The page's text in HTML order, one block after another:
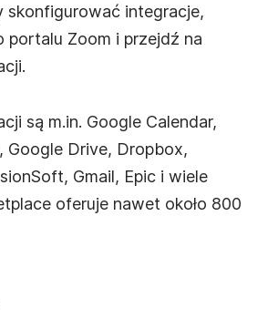
skonfigurować integracje,
portalu Zoom i przejdź na
są m.in. Google Calendar,
Google Drive, Dropbox,
Gmail, Epic i wiele
oferuje nawet około 800